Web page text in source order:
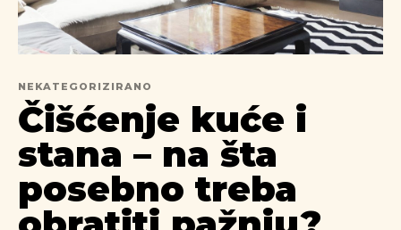
NEKATEGORIZIRANO
Čišćenje kuće i
stana – na šta
posebno treba